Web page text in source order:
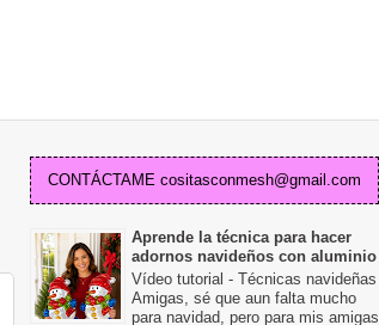
CONTÁCTAME cositasconmesh@gmail.com
Aprende la técnica para hacer
adornos navideños con aluminio
Vídeo tutorial - Técnicas navideñas
Amigas, sé que aun falta mucho
para navidad, pero para mis amigas